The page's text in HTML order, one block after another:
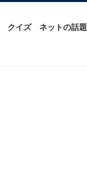
クイズ ネットの話題